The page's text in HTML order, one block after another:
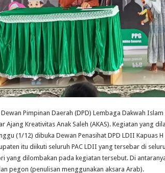
Dewan Pimpinan Daerah (DPD) Lembaga Dakwah
Ajang Kreativitas Anak Saleh (AKAS). Kegiatan yang
(1/12) dibuka Dewan Penasihat DPD LDII Kapuas
itu diikuti seluruh PAC LDII yang tersebar di
yang dilombakan pada kegiatan tersebut. Di
pegon (penulisan menggunakan aksara Arab).